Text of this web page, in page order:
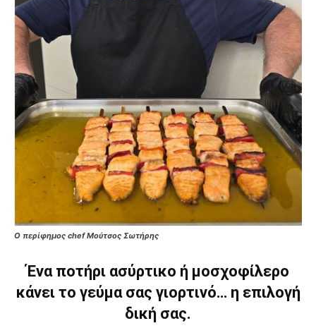
Ο περίφημος chef Μούτσος Σωτήρης
Ένα ποτήρι ασύρτικο ή μοσχοφίλερο
κάνει το γεύμα σας γιορτινό… η επιλογή
δική σας.